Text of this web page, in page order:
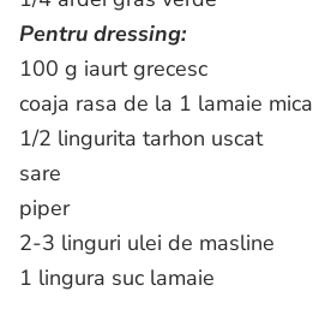
Pentru dressing:
100 g iaurt grecesc
coaja rasa de la 1 lamaie mica
1/2 lingurita tarhon uscat
sare
piper
2-3 linguri ulei de masline
1 lingura suc lamaie